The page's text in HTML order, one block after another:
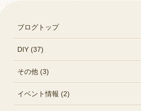
ブログトップ
DIY (37)
その他 (3)
イベント情報 (2)